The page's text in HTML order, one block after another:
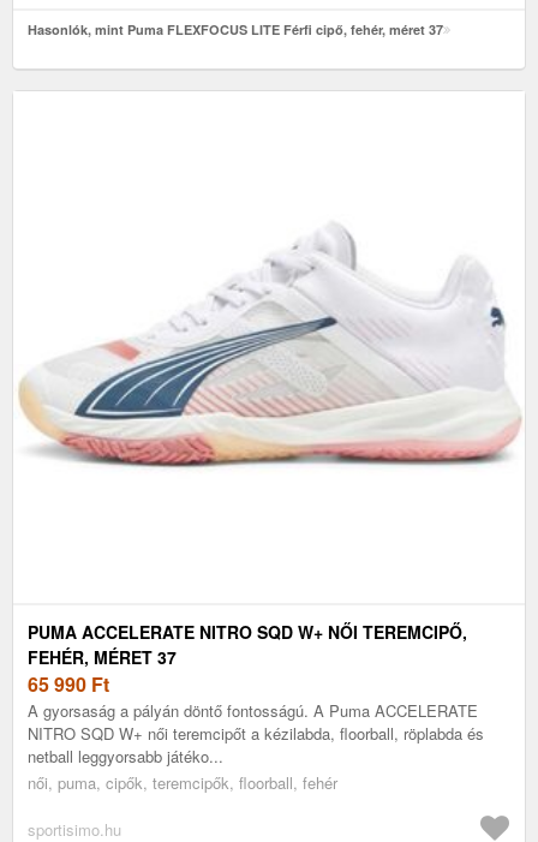
Hasonlók, mint Puma FLEXFOCUS LITE Férfi cipő, fehér, méret 37
PUMA ACCELERATE NITRO SQD W+ NŐI TEREMCIPŐ,
FEHÉR, MÉRET 37
65 990 Ft
A gyorsaság a pályán döntő fontosságú. A Puma ACCELERATE
NITRO SQD W+ női teremcipőt a kézilabda, floorball, röplabda és
netball leggyorsabb játéko...
női, puma, cipők, teremcipők, floorball, fehér
sportisimo.hu